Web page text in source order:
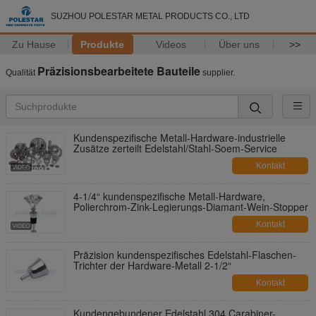
SUZHOU POLESTAR METAL PRODUCTS CO., LTD
Zu Hause Produkte Videos Über uns >>
Qualität Präzisionsbearbeitete Bauteile supplier.
Kundenspezifische Metall-Hardware-industrielle
Zusätze zerteilt Edelstahl/Stahl-Soem-Service
Kontakt
4-1/4“ kundenspezifische Metall-Hardware,
Polierchrom-Zink-Legierungs-Diamant-Wein-Stopper
Kontakt
Präzision kundenspezifisches Edelstahl-Flaschen-
Trichter der Hardware-Metall 2-1/2“
Kontakt
Kundengebundener Edelstahl 304 Carabiner-